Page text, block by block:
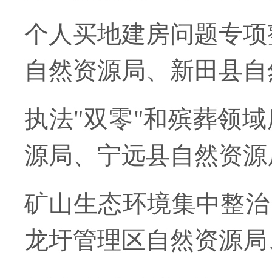
个人买地建房问题专
自然资源局、新田县
执法"双零"和殡葬领
源局、宁远县自然资
矿山生态环境集中整
龙圩管理区自然资源